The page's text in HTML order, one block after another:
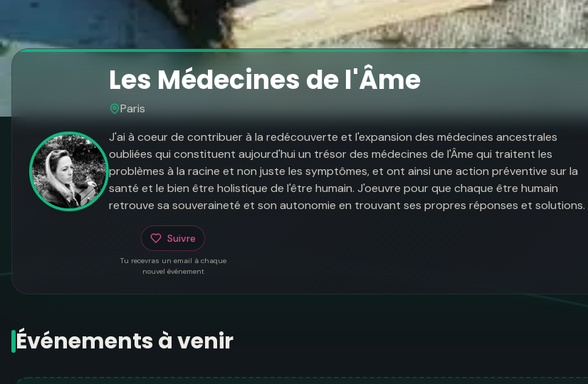
Les Médecines de l'Âme
Paris
J'ai à coeur de contribuer à la redécouverte et l'expansion des médecines ancestrales
oubliées qui constituent aujourd'hui un trésor des médecines de l'Âme qui traitent les
problèmes à la racine et non juste les symptômes, et ont ainsi une action préventive sur la
santé et le bien être holistique de l'être humain. J'oeuvre pour que chaque être humain
retrouve sa souveraineté et son autonomie en trouvant ses propres réponses et solutions.
Suivre
Tu recevras un email à chaque
nouvel événement
Événements à venir